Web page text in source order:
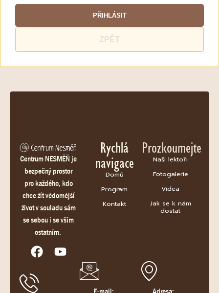
PŘIHLÁSIT
ZPĚT
Centrum NESMĚŇ je
bezpečný prostor
pro každého, kdo
chce žít vědomější
život v souladu sám
se sebou i se vším
ostatním.
Rychlá
navigace
Domů
Program
Kontakt
Prozkoumejte
Naši lektoři
Fotogalerie
Videa
Jak se k nám
dostat